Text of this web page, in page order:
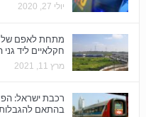
יולי 27, 2020
מתחת לאפם של
חקלאיים ליד גני
מרץ 11, 2021
רכבת ישראל:
בהתאם